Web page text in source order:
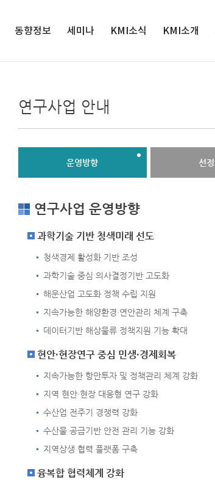
검색
동향정보
종간 간행물
세미나
망대회
럼
KMI소식
보도자료
영상보도
KMI소개
연구사업
조직도
인권경영
연구사업 안내
운영방향 선
연구사업 운영방향
과학기술 기반 청색미래 선도
청색경제 활성화 기반 조성
과학기술 중심 의사결정기반 고도화
해운산업 고도화 정책 수립 지원
지속가능한 해양환경·연안관리 체계 구축
데이터기반 해상물류 정책지원 기능 확대
현안·현장연구 중심 민생·경제회복
지속가능한 항만투자 및 정책관리 체계 강화
지역 현안·현장 대응형 연구 강화
수산업 전주기 경쟁력 강화
수산물 공급기반 안전 관리 기능 강화
지역상생 협력 플랫폼 구축
융복합 협력체계 강화